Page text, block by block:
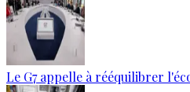
Le G7 appelle à rééquilibrer